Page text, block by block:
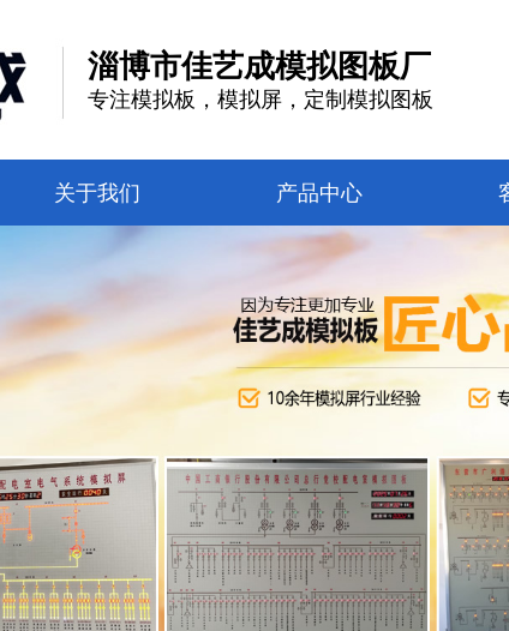
淄博市佳艺成模拟图板厂
专注模拟板，模拟屏，定制模拟图板
关于我们 产品中心